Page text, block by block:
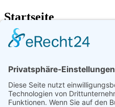
Startseite
Vorheriger Tag
Dienstag, 09. Juni 2026
Es wurden keine Events gefunden
Kontaktieren Sie uns